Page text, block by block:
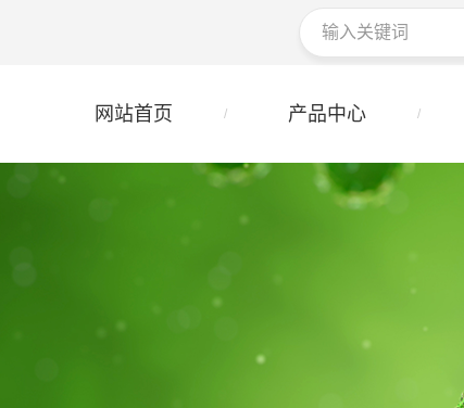
网站首页 产品中心